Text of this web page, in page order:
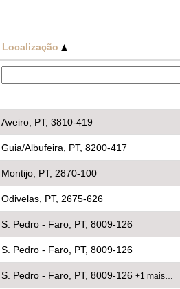
Localização
Aveiro, PT, 3810-419
Guia/Albufeira, PT, 8200-417
Montijo, PT, 2870-100
Odivelas, PT, 2675-626
S. Pedro - Faro, PT, 8009-126
S. Pedro - Faro, PT, 8009-126
S. Pedro - Faro, PT, 8009-126 +1 mais…